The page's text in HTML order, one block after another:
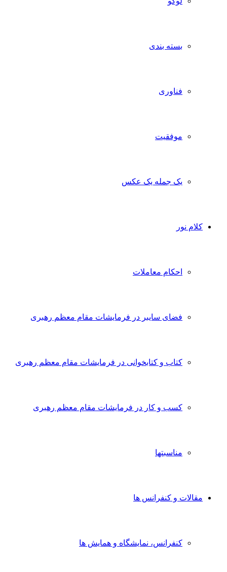
بسته بندی
فناوری
موفقیت
یک جمله یک عکس
کلام نور
احکام معاملات
فضای سایبر در فرمایشات مقام معظم رهبری
کتاب و کتابخوانی در فرمایشات مقام معظم رهبری
کسب و کار در فرمایشات مقام معظم رهبری
مناسبتها
مقالات و کنفرانس ها
کنفرانس، نمایشگاه و همایش ها